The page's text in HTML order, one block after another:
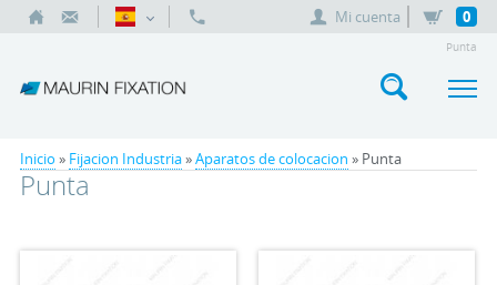
Mi cuenta 0
Punta
Inicio » Fijacion Industria»Aparatos de colocacion » Punta
Punta